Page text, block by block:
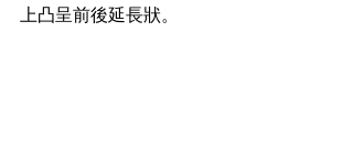
上凸呈前後延長狀。